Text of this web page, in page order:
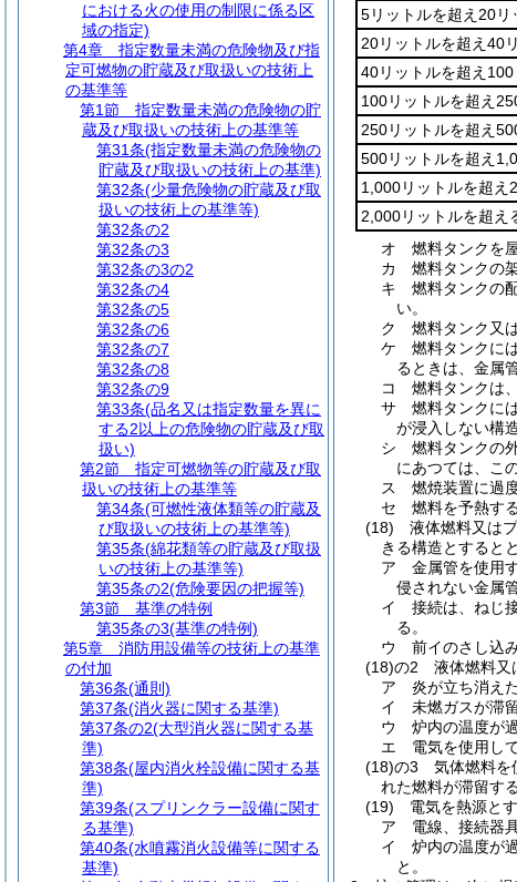
5リットルを超え20リ
20リットルを超え40
40リットルを超え
100リットルを超え
250リットルを超え
500リットルを超え
1,000リットルを超え
2,000リットルを超え
オ
燃料タンクを
カ
燃料タンクの
キ
燃料タンクの
い。
ク
燃料タンク又
ケ
燃料タンクに
るときは、金属
コ
燃料タンクは
サ
燃料タンクに
が浸入しない構
シ
燃料タンクの
にあつては、こ
ス
燃焼装置に過
セ
燃料を予熱す
(18)
液体燃料又は
きる構造とすると
ア
金属管を使用
侵されない金属
イ
接続は、ねじ
る。
ウ
前イのさし込
(18)の2
液体燃料又
ア
炎が立ち消え
イ
未燃ガスが滞
ウ
炉内の温度が
エ
電気を使用し
(18)の3
気体燃料を
れた燃料が滞留す
(19)
電気を熱源と
ア
電線、接続器
イ
炉内の温度が
と。
における火の使用の制限に係る区
域の指定)
第4章
指定数量未満の危険物及び指
定可燃物の貯蔵及び取扱いの技術上
の基準等
第1節
指定数量未満の危険物の貯
蔵及び取扱いの技術上の基準等
第31条(指定数量未満の危険物の
貯蔵及び取扱いの技術上の基準)
第32条(少量危険物の貯蔵及び取
扱いの技術上の基準等)
第32条の2
第32条の3
第32条の3の2
第32条の4
第32条の5
第32条の6
第32条の7
第32条の8
第32条の9
第33条(品名又は指定数量を異に
する2以上の危険物の貯蔵及び取
扱い)
第2節
指定可燃物等の貯蔵及び取
扱いの技術上の基準等
第34条(可燃性液体類等の貯蔵及
び取扱いの技術上の基準等)
第35条(綿花類等の貯蔵及び取扱
いの技術上の基準等)
第35条の2(危険要因の把握等)
第3節
基準の特例
第35条の3(基準の特例)
第5章
消防用設備等の技術上の基準
の付加
第36条(通則)
第37条(消火器に関する基準)
第37条の2(大型消火器に関する基
準)
第38条(屋内消火栓設備に関する基
準)
第39条(スプリンクラー設備に関す
る基準)
第40条(水噴霧消火設備等に関する
基準)